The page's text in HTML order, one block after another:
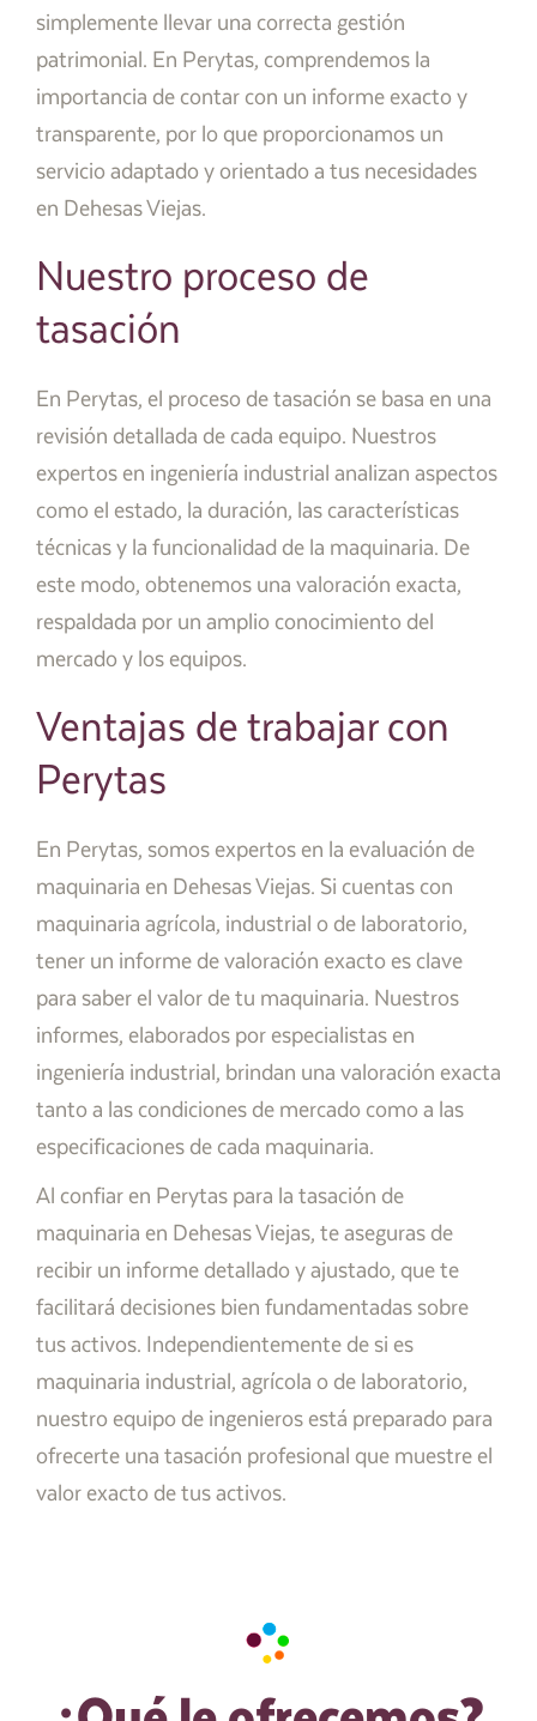
simplemente llevar una correcta gestión
patrimonial. En Perytas, comprendemos la
importancia de contar con un informe exacto y
transparente, por lo que proporcionamos un
servicio adaptado y orientado a tus necesidades
en Dehesas Viejas.
Nuestro proceso de
tasación
En Perytas, el proceso de tasación se basa en una
revisión detallada de cada equipo. Nuestros
expertos en ingeniería industrial analizan aspectos
como el estado, la duración, las características
técnicas y la funcionalidad de la maquinaria. De
este modo, obtenemos una valoración exacta,
respaldada por un amplio conocimiento del
mercado y los equipos.
Ventajas de trabajar con
Perytas
En Perytas, somos expertos en la evaluación de
maquinaria en Dehesas Viejas. Si cuentas con
maquinaria agrícola, industrial o de laboratorio,
tener un informe de valoración exacto es clave
para saber el valor de tu maquinaria. Nuestros
informes, elaborados por especialistas en
ingeniería industrial, brindan una valoración exacta
tanto a las condiciones de mercado como a las
especificaciones de cada maquinaria.
Al confiar en Perytas para la tasación de
maquinaria en Dehesas Viejas, te aseguras de
recibir un informe detallado y ajustado, que te
facilitará decisiones bien fundamentadas sobre
tus activos. Independientemente de si es
maquinaria industrial, agrícola o de laboratorio,
nuestro equipo de ingenieros está preparado para
ofrecerte una tasación profesional que muestre el
valor exacto de tus activos.